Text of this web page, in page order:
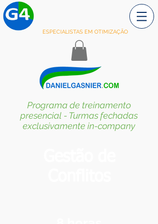
ESPECIALISTAS EM OTIMIZAÇÃO
Programa de treinamento
presencial - Turmas fechadas
exclusivamente in-company